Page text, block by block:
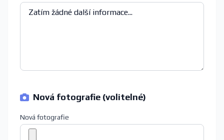
Nová fotografie (volitelné)
Nová fotografie